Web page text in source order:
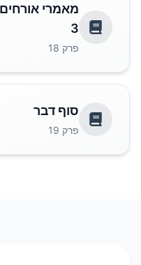
מאמרי
3
פרק 18
סוף דבר
פרק 19